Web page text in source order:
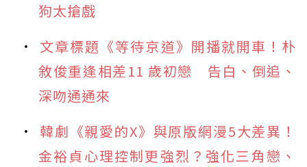
狗太搶戲
文章標題《等待京道》開播就開車！朴
敘俊重逢相差11 歲初戀 告白、倒追、
深吻通通來
韓劇《親愛的X》與原版網漫5大差異！
金裕貞心理控制更強烈？強化三角戀、